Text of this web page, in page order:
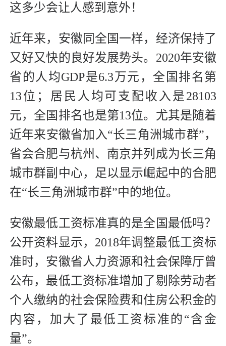
这多少会让人感到意外！
近年来，安徽同全国一样，经济保持了
又好又快的良好发展势头。2020年安徽
省的人均GDP是6.3万元，全国排名第
13位；居民人均可支配收入是28103
元，全国排名也是第13位。尤其是随着
近年来安徽省加入“长三角洲城市群”，
省会合肥与杭州、南京并列成为长三角
城市群副中心，足以显示崛起中的合肥
在“长三角洲城市群”中的地位。
安徽最低工资标准真的是全国最低吗？
公开资料显示，2018年调整最低工资标
准时，安徽省人力资源和社会保障厅曾
公布，最低工资标准增加了剔除劳动者
个人缴纳的社会保险费和住房公积金的
内容，加大了最低工资标准的“含金
量”。